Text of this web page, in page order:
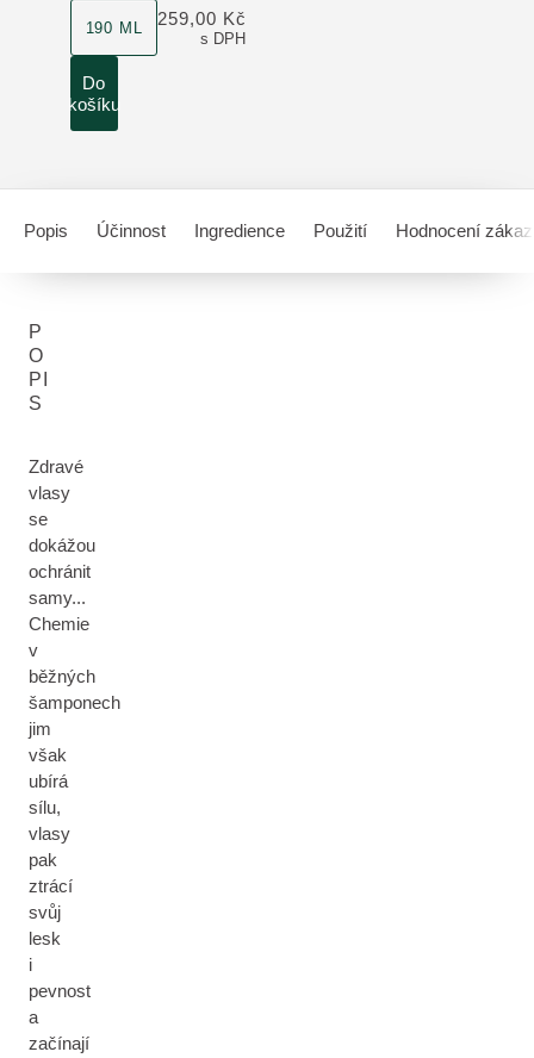
velikost produktu
190 ML
s DPH
259,00 Kč
Do
košíku
Popis Účinnost Ingredience Použití Hodnocení
P
O
PI
S
Zdravé
vlasy
se
dokážou
ochránit
samy...
Chemie
v
běžných
šamponech
jim
však
ubírá
sílu,
vlasy
pak
ztrácí
svůj
lesk
i
pevnost
a
začínají